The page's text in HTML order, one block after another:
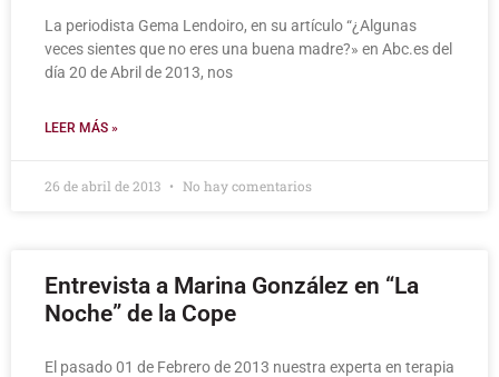
La periodista Gema Lendoiro, en su artículo “¿Algunas
veces sientes que no eres una buena madre?» en Abc.es del
día 20 de Abril de 2013, nos
LEER MÁS »
26 de abril de 2013 No hay comentarios
Entrevista a Marina González en “La
Noche” de la Cope
El pasado 01 de Febrero de 2013 nuestra experta en terapia